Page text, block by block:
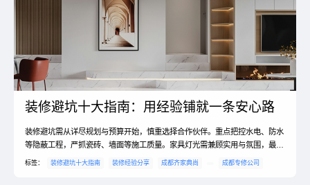
装修避坑十大指南：用经验铺就一条安心路
装修避坑需从详尽规划与预算开始，慎重选择合作伙伴。重点把控水电、防水
等隐蔽工程，严抓瓷砖、墙面等施工质量。家具灯光需兼顾实用与氛围，最终
必须严格执行验收，不遗漏任何细节，方能收获理想新家。
标签： 装修避坑十大指南 装修经验分享 成都齐家典尚 成都专修公司